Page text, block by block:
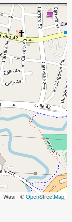
| Wasi - ©OpenStreetMap